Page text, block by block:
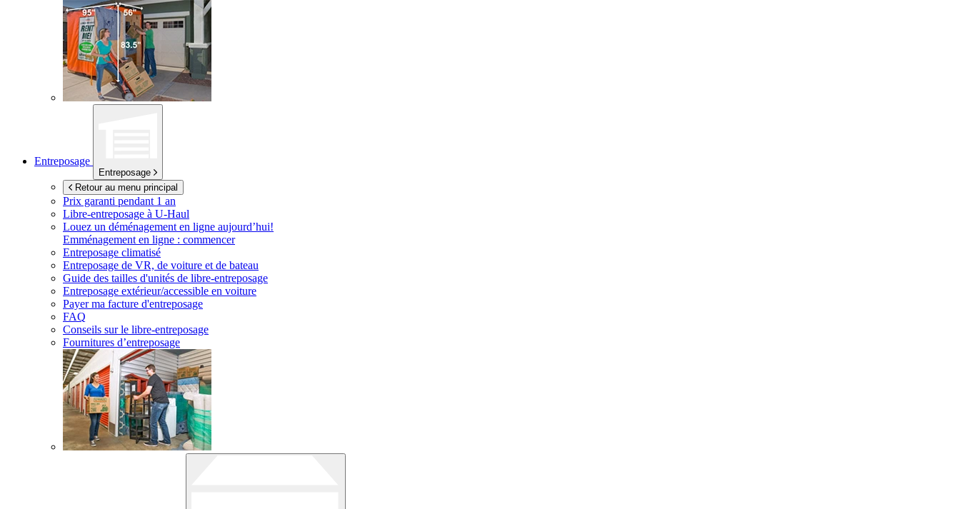
Entreposage
Entreposage
Retour au menu principal
Prix garanti pendant 1 an
Libre-entreposage à U-Haul
Louez un déménagement en ligne aujourd’hui!
Emménagement en ligne : commencer
Entreposage climatisé
Entreposage de VR, de voiture et de bateau
Guide des tailles d'unités de libre-entreposage
Entreposage extérieur/accessible en voiture
Payer ma facture d'entreposage
FAQ
Conseils sur le libre-entreposage
Fournitures d’entreposage